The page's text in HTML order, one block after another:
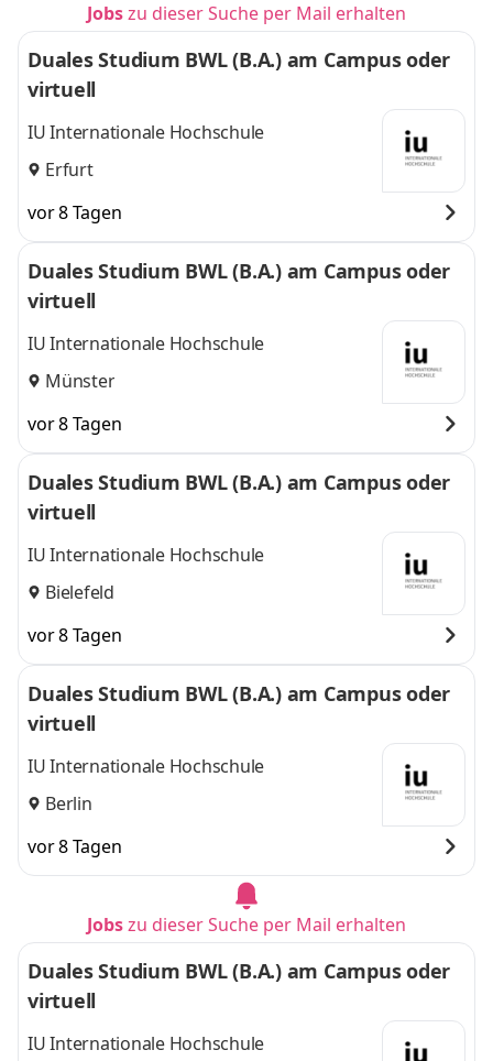
Jobszu dieser Suche per Mail erhalten
Duales Studium BWL (B.A.) am Campus oder
virtuell
IU Internationale Hochschule
Erfurt
vor 8 Tagen
Duales Studium BWL (B.A.) am Campus oder
virtuell
IU Internationale Hochschule
Münster
vor 8 Tagen
Duales Studium BWL (B.A.) am Campus oder
virtuell
IU Internationale Hochschule
Bielefeld
vor 8 Tagen
Duales Studium BWL (B.A.) am Campus oder
virtuell
IU Internationale Hochschule
Berlin
vor 8 Tagen
Jobszu dieser Suche per Mail erhalten
Duales Studium BWL (B.A.) am Campus oder
virtuell
IU Internationale Hochschule